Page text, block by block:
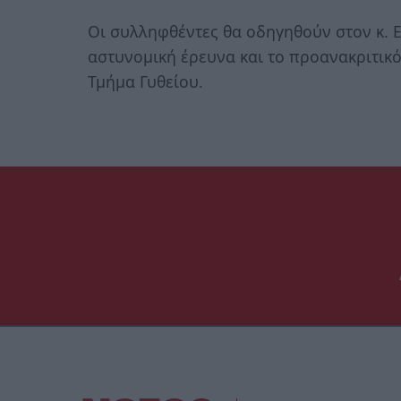
Οι συλληφθέντες θα οδηγηθούν στον κ.
αστυνομική έρευνα και το
Τμήμα Γυθείου.